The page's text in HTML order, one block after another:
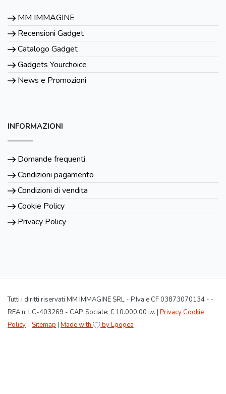
MM IMMAGINE
Recensioni Gadget
Catalogo Gadget
Gadgets Yourchoice
News e Promozioni
INFORMAZIONI
Domande frequenti
Condizioni pagamento
Condizioni di vendita
Cookie Policy
Privacy Policy
Tutti i diritti riservati MM IMMAGINE SRL - P.Iva e CF 03873070134 - -
REA n. LC-403269 - CAP. Sociale: € 10.000,00 i.v. | Privacy Cookie
Policy - Sitemap | Made with by Egogea